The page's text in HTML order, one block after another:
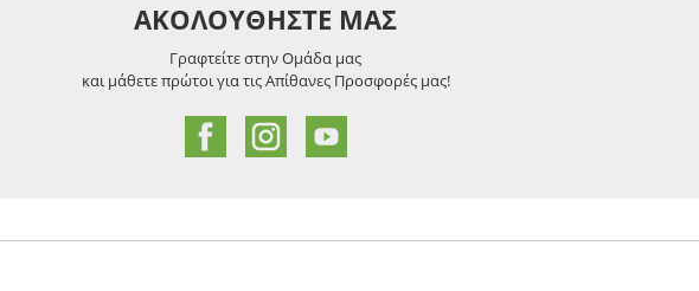
ΑΚΟΛΟΥΘΗΣΤΕ ΜΑΣ
Γραφτείτε στην Ομάδα μας
και μάθετε πρώτοι για τις Απίθανες Προσφορές μας!